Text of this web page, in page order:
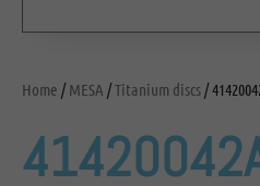
Home /MESA /Titanium discs/